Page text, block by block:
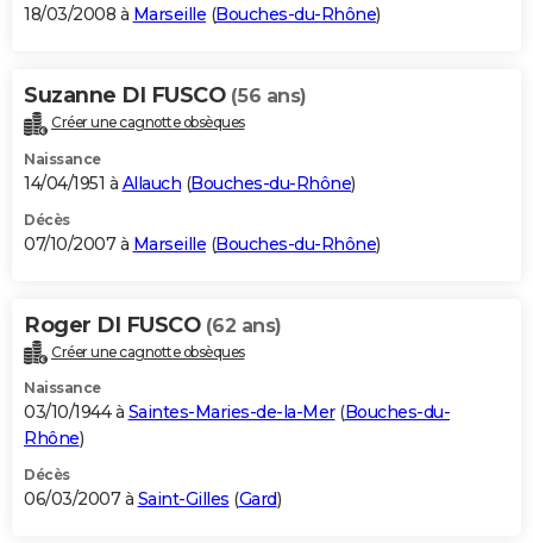
18/03/2008 à Marseille (Bouches-du-Rhône)
Suzanne DI FUSCO (56 ans)
Créer une cagnotte obsèques
Naissance
14/04/1951 à Allauch (Bouches-du-Rhône)
Décès
07/10/2007 à Marseille (Bouches-du-Rhône)
Roger DI FUSCO (62 ans)
Créer une cagnotte obsèques
Naissance
03/10/1944 à Saintes-Maries-de-la-Mer(Bouches-du-
Rhône)
Décès
06/03/2007 à Saint-Gilles (Gard)